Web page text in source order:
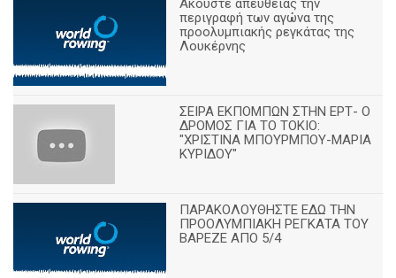
Ακούστε απευθείας την
περιγραφή των αγώνα της
προολυμπιακής ρεγκάτας της
Λουκέρνης
ΣΕΙΡΑ ΕΚΠΟΜΠΩΝ ΣΤΗΝ ΕΡΤ- Ο
ΔΡΟΜΟΣ ΓΙΑ ΤΟ ΤΟΚΙΟ:
"ΧΡΙΣΤΙΝΑ ΜΠΟΥΡΜΠΟΥ-ΜΑΡΙΑ
ΚΥΡΙΔΟΥ"
ΠΑΡΑΚΟΛΟΥΘΗΣΤΕ ΕΔΩ ΤΗΝ
ΠΡΟΟΛΥΜΠΙΑΚΗ ΡΕΓΚΑΤΑ ΤΟΥ
ΒΑΡΕΖΕ ΑΠΟ 5/4